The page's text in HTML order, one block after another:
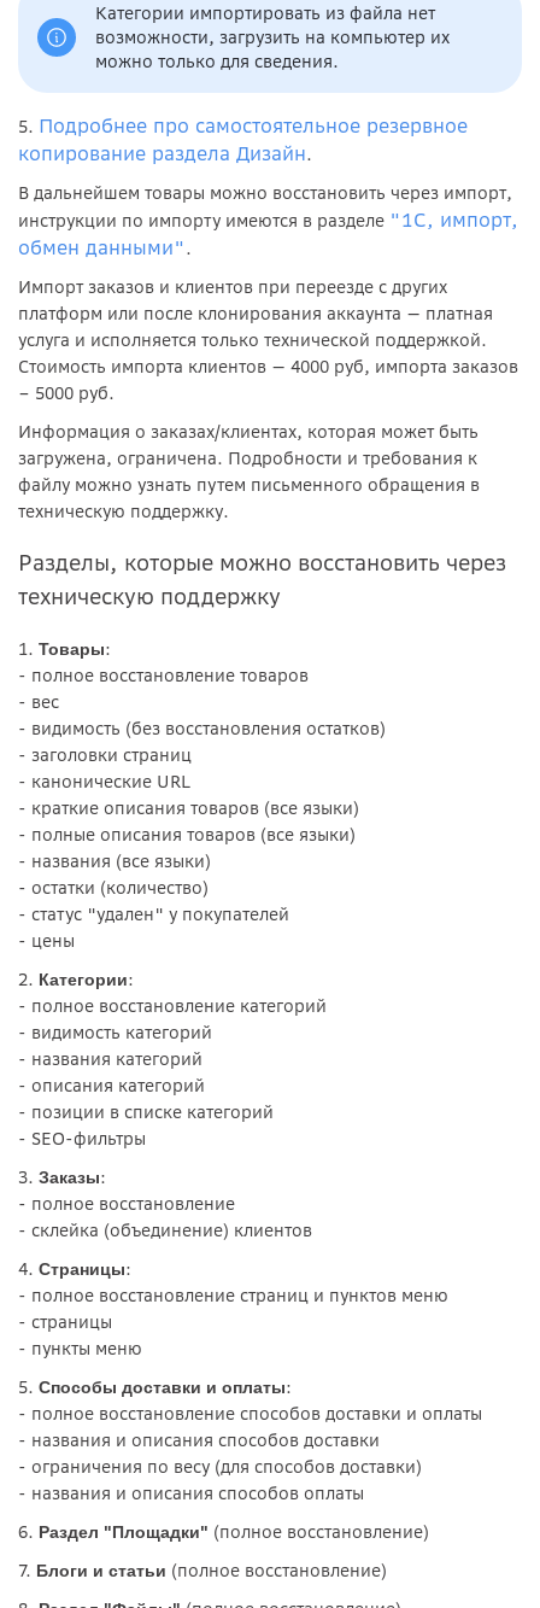
Категории импортировать из файла нет
возможности, загрузить на компьютер их
можно только для сведения.
5. Подробнее про самостоятельное резервное
копирование раздела Дизайн.
В дальнейшем товары можно восстановить через импорт,
инструкции по импорту имеются в разделе "1С, импорт,
обмен данными" .
Импорт заказов и клиентов при переезде с других
платформ или после клонирования аккаунта — платная
услуга и исполняется только технической поддержкой.
Стоимость импорта клиентов — 4000 руб, импорта заказов
– 5000 руб.
Информация о заказах/клиентах, которая может быть
загружена, ограничена. Подробности и требования к
файлу можно узнать путем письменного обращения в
техническую поддержку.
Разделы, которые можно восстановить через
техническую поддержку
1. Товары:
- полное восстановление товаров
- вес
- видимость (без восстановления остатков)
- заголовки страниц
- канонические URL
- краткие описания товаров (все языки)
- полные описания товаров (все языки)
- названия (все языки)
- остатки (количество)
- статус "удален" у покупателей
- цены
2. Категории:
- полное восстановление категорий
- видимость категорий
- названия категорий
- описания категорий
- позиции в списке категорий
- SEO-фильтры
3. Заказы:
- полное восстановление
- склейка (объединение) клиентов
4. Страницы:
- полное восстановление страниц и пунктов меню
- страницы
- пункты меню
5. Способы доставки и оплаты:
- полное восстановление способов доставки и оплаты
- названия и описания способов доставки
- ограничения по весу (для способов доставки)
- названия и описания способов оплаты
6. Раздел "Площадки" (полное восстановление)
7. Блоги и статьи (полное восстановление)